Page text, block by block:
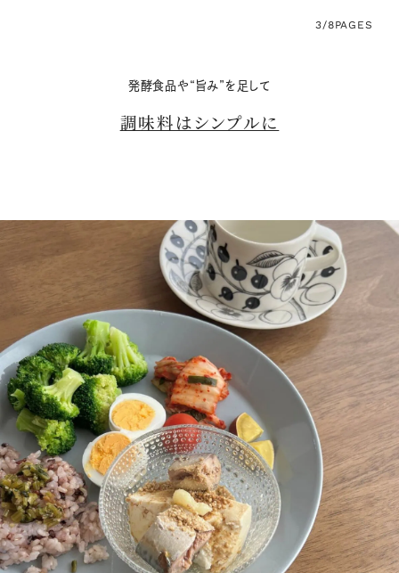
3/8PAGES
発酵食品や“旨み”を足して
調味料はシンプルに